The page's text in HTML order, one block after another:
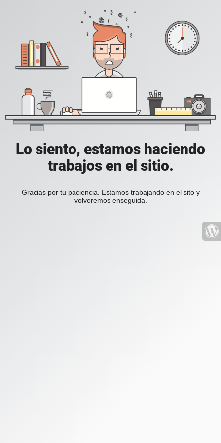
Lo siento, estamos haciendo
trabajos en el sitio.
Gracias por tu paciencia. Estamos trabajando en el sito y
volveremos enseguida.